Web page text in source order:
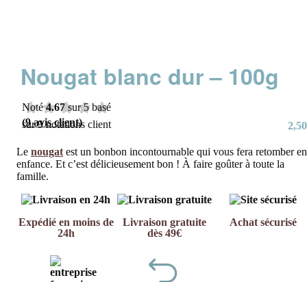
Nougat blanc dur – 100g
Noté4.67 sur 5 basé
sur9notations client
(9avis client) 2,50
Le nougat est un bonbon incontournable qui vous fera retomber en
enfance. Et c’est délicieusement bon ! À faire goûter à toute la
famille.
Expédié en moins de
24h
Livraison gratuite
dès 49€
Achat sécurisé